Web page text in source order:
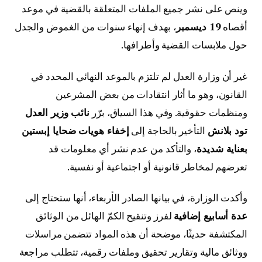
وينص على نشر جميع الملفات المتعلقة بالقضية في موعد
أقصاه19 ديسمبر
، بهدف إنهاء سنوات من الغموض والجدل
حول ملابسات القضية وأطرافها.
غير أن وزارة العدل لم تلتزم بالموعد النهائي المحدد في
القانون، وهو ما أثار انتقادات من بعض المشرعين
ومنظمات حقوقية. وفي هذا السياق، برّر نائب وزير العدل
تود بلانش التأخير بالحاجة إلى إخفاء هويات ضحايا إبستين
بعناية شديدة، والتأكد من عدم نشر أي معلومات قد
تعرضهم لمخاطر قانونية أو اجتماعية أو نفسية.
وأكدت الوزارة، في بيانها الصادر الأربعاء، أنها ستحتاج إلى
عدة أسابيع إضافية لفرز وتنقيح الكمّ الهائل من الوثائق
المكتشفة حديثًا، موضحة أن هذه المواد تتضمن مراسلات
ووثائق مالية وتقارير تحقيق وملفات رقمية، تتطلب مراجعة